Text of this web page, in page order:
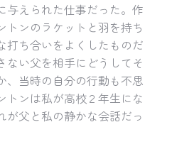
与えられた仕事だった。作
トンのラケットと羽を持ち
打ち合いをよくしたものだ
ない父を相手にどうしてそ
、当時の自分の行動も不思
トンは私が高校２年生にな
が父と私の静かな会話だっ